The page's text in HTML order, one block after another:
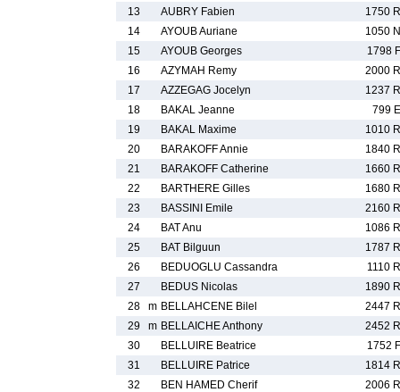
13
AUBRY Fabien
1750 R
14
AYOUB Auriane
1050 N
15
AYOUB Georges
1798 F
16
AZYMAH Remy
2000 R
17
AZZEGAG Jocelyn
1237 R
18
BAKAL Jeanne
799 E
19
BAKAL Maxime
1010 R
20
BARAKOFF Annie
1840 R
21
BARAKOFF Catherine
1660 R
22
BARTHERE Gilles
1680 R
23
BASSINI Emile
2160 R
24
BAT Anu
1086 R
25
BAT Bilguun
1787 R
26
BEDUOGLU Cassandra
1110 R
27
BEDUS Nicolas
1890 R
28
m BELLAHCENE Bilel
2447 R
29
m BELLAICHE Anthony
2452 R
30
BELLUIRE Beatrice
1752 F
31
BELLUIRE Patrice
1814 R
32
BEN HAMED Cherif
2006 R